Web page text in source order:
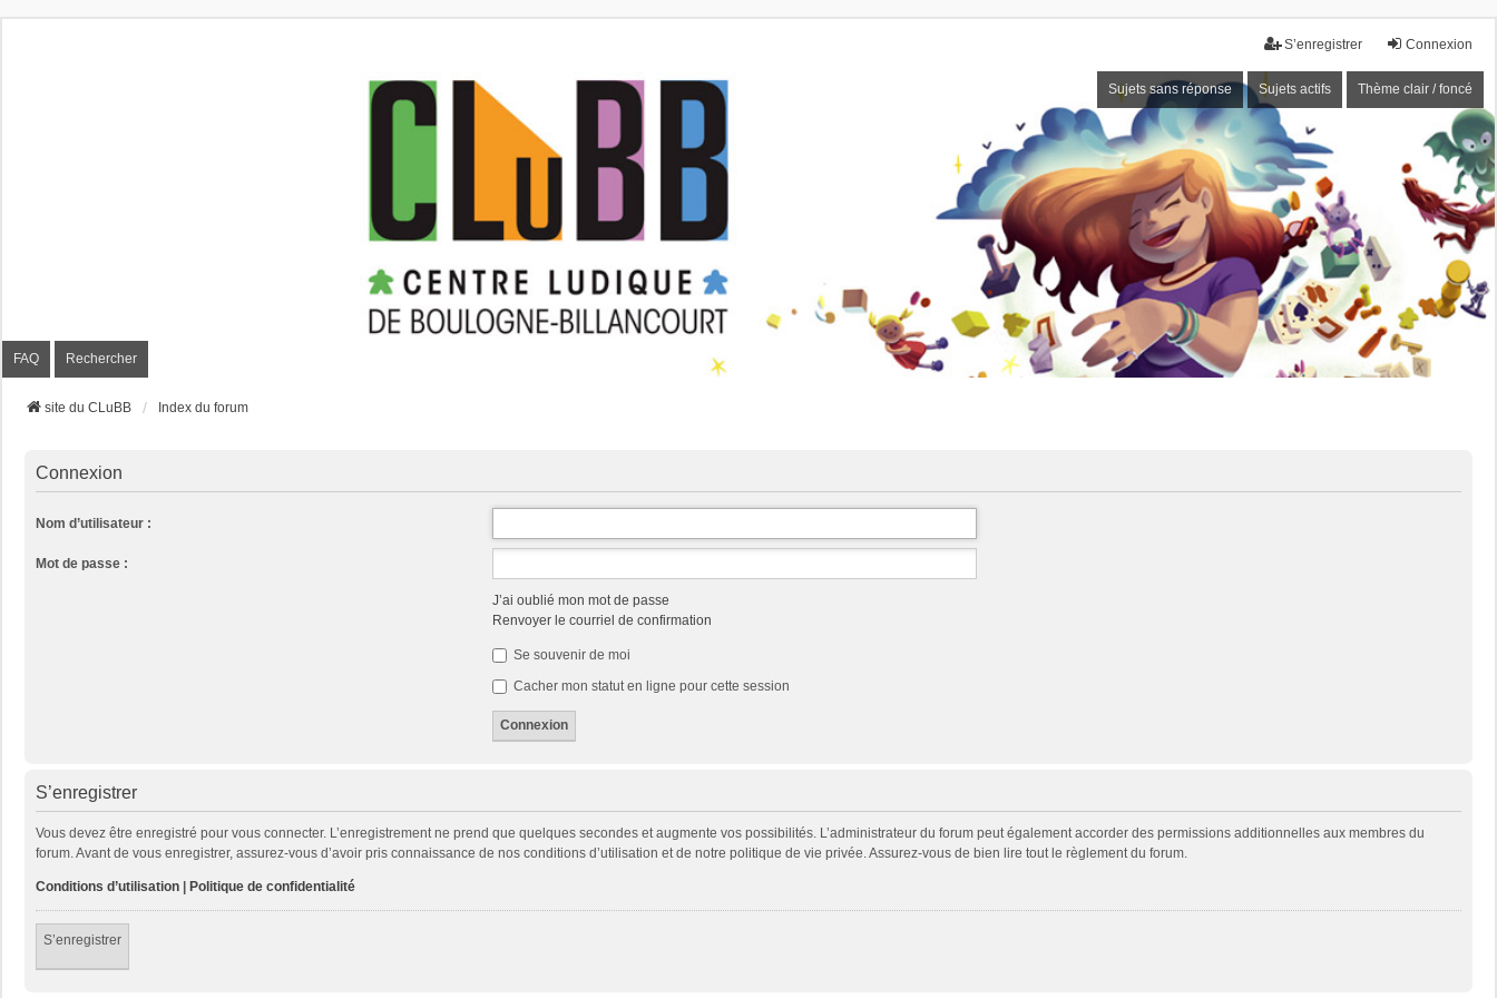
Connexion
S’enregistrer
Sujets sans réponse Sujets actifs Thème clair / foncé
FAQ Rechercher
site du CLuBB Index du forum
Connexion
Nom d’utilisateur :
Mot de passe :
J’ai oublié mon mot de passe
Renvoyer le courriel de confirmation
Se souvenir de moi
Cacher mon statut en ligne pour cette session
S’enregistrer
Vous devez être enregistré pour vous connecter. L’enregistrement ne prend que quelques secondes et augmente vos possibilités. L’administrateur du forum peut également accorder des permissions additionnelles aux membres du
forum. Avant de vous enregistrer, assurez-vous d’avoir pris connaissance de nos conditions d’utilisation et de notre politique de vie privée. Assurez-vous de bien lire tout le règlement du forum.
Conditions d’utilisation | Politique de confidentialité
S’enregistrer